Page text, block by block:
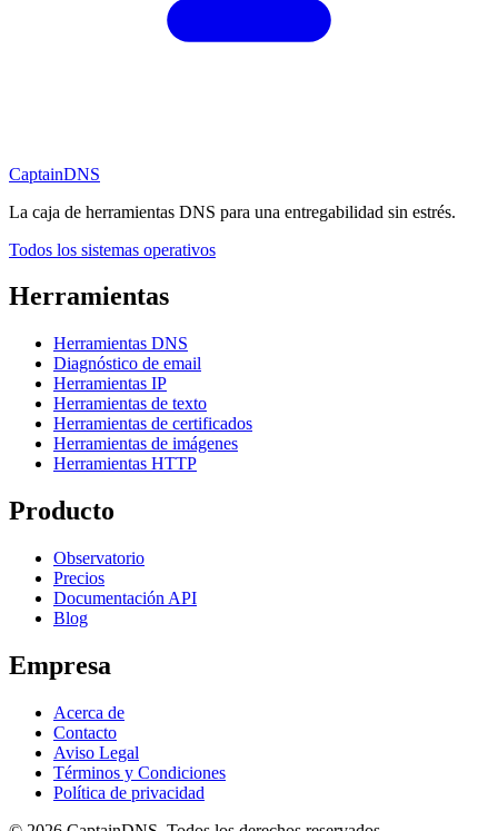
CaptainDNS
La caja de herramientas DNS para una entregabilidad sin estrés.
Todos los sistemas operativos
Herramientas
Herramientas DNS
Diagnóstico de email
Herramientas IP
Herramientas de texto
Herramientas de certificados
Herramientas de imágenes
Herramientas HTTP
Producto
Observatorio
Precios
Documentación API
Blog
Empresa
Acerca de
Contacto
Aviso Legal
Términos y Condiciones
Política de privacidad